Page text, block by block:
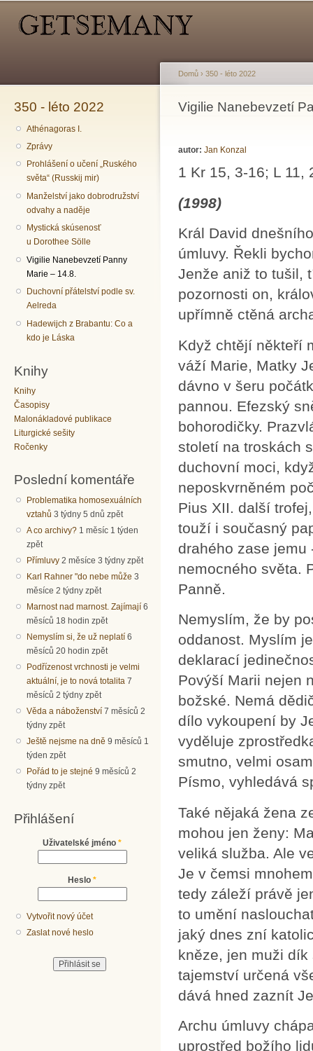
350 - léto 2022
Athénagoras I.
Zprávy
Prohlášení o učení „Ruského
světa“ (Russkij mir)
Manželství jako dobrodružství
odvahy a naděje
Mystická skúsenosť
u Dorothee Sölle
Vigilie Nanebevzetí Panny
Marie – 14.8.
Duchovní přátelství podle sv.
Aelreda
Hadewijch z Brabantu: Co a
kdo je Láska
Knihy
Knihy
Časopisy
Malonákladové publikace
Liturgické sešity
Ročenky
Poslední komentáře
Problematika homosexuálních
vztahů 3 týdny 5 dnů zpět
A co archivy? 1 měsíc 1 týden
zpět
Přímluvy 2 měsíce 3 týdny zpět
Karl Rahner "do nebe může 3
měsíce 2 týdny zpět
Marnost nad marnost. Zajímají 6
měsíců 18 hodin zpět
Nemyslím si, že už neplatí 6
měsíců 20 hodin zpět
Podřízenost vrchnosti je velmi
aktuální, je to nová totalita 7
měsíců 2 týdny zpět
Věda a náboženství 7 měsíců 2
týdny zpět
Ještě nejsme na dně 9 měsíců 1
týden zpět
Pořád to je stejné 9 měsíců 2
týdny zpět
Přihlášení
Uživatelské jméno *
Heslo *
Vytvořit nový účet
Zaslat nové heslo
Jste zde
Domů › 350 - léto 2022
Vigilie Nanebevzetí
autor: Jan Konzal
1 Kr 15, 3-16; L 11,
(1998)
Král David
úmluvy. Řekli
Jenže aniž to tušil,
pozornosti on,
upřímně ctěná
Když chtějí někteří
váží Marie, Matky
dávno v šeru
pannou. Efezský
bohorodičky.
století na troskách
duchovní moci,
neposkvrněném
Pius XII. další
touží i současný
drahého zase
nemocného světa.
Panně.
Nemyslím, že by
oddanost. Myslím
deklarací
Povýší Marii nejen
božské. Nemá
dílo vykoupení by
vyděluje
smutno, velmi
Písmo, vyhledává
Také nějaká žena
mohou jen ženy:
veliká služba. Ale
Je v čemsi
tedy záleží právě
to umění
jaký dnes zní
kněze, jen muži
tajemství určená
dává hned zaznít
Archu úmluvy
uprostřed božího